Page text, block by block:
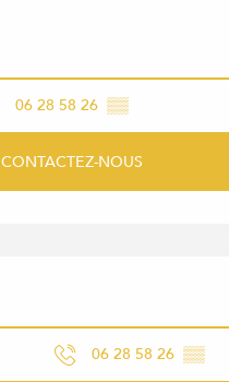
06 28 58 26 ▒▒
CONTACTEZ-NOUS
06 28 58 26 ▒▒